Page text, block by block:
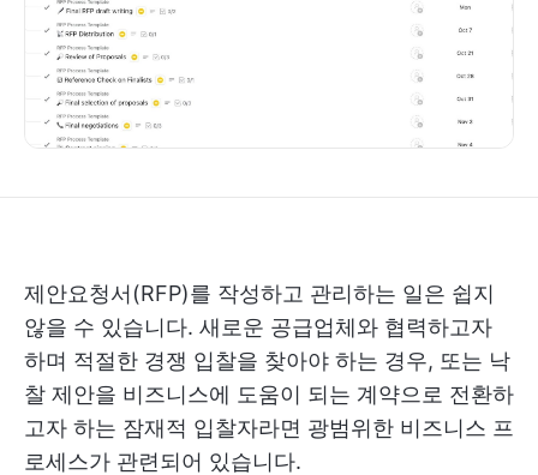
제안요청서(RFP)를 작성하고 관리하는 일은 쉽지
않을 수 있습니다. 새로운 공급업체와 협력하고자
하며 적절한 경쟁 입찰을 찾아야 하는 경우, 또는 낙
찰 제안을 비즈니스에 도움이 되는 계약으로 전환하
고자 하는 잠재적 입찰자라면 광범위한 비즈니스 프
로세스가 관련되어 있습니다.